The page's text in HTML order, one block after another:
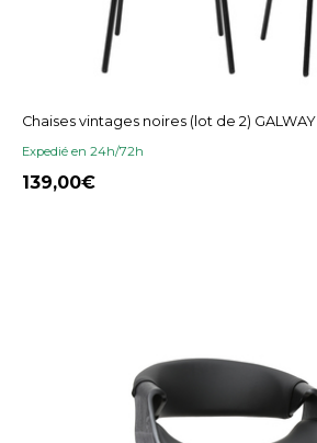
Chaises vintages noires (lot de 2) GALWAY
Expedié en 24h/72h
139,00